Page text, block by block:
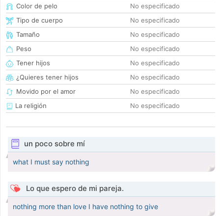
Color de pelo
No especificado
Tipo de cuerpo
No especificado
Tamaño
No especificado
Peso
No especificado
Tener hijos
No especificado
¿Quieres tener hijos
No especificado
Movido por el amor
No especificado
La religión
No especificado
un poco sobre mí
what I must say nothing
Lo que espero de mi pareja.
nothing more than love I have nothing to give